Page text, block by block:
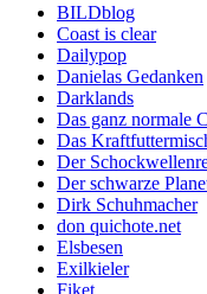
BILDblog
Coast is clear
Dailypop
Danielas Gedanken
Darklands
Das ganz normale
Das
Der
Der schwarze
Dirk Schuhmacher
don quichote.net
Elsbesen
Exilkieler
Fiket